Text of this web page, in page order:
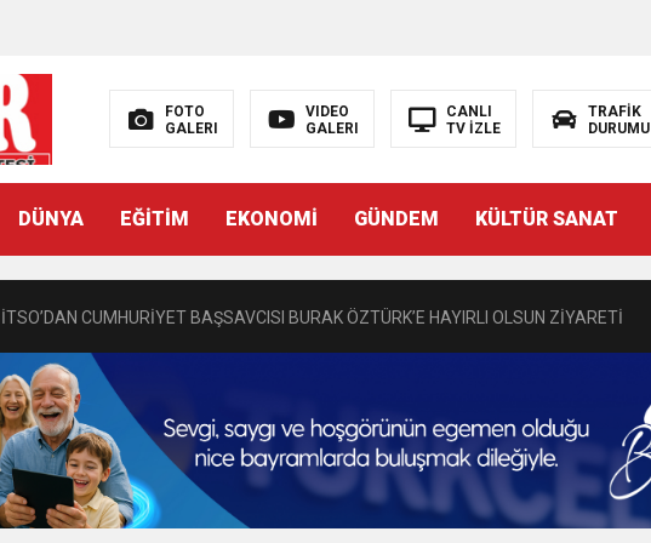
FOTO
GALERI
VIDEO
GALERI
CANLI
TV İZLE
TRAFİK
DURUMU
DÜNYA EĞİTİM EKONOMİ GÜNDEM KÜLTÜR SANAT
İTSO’DAN CUMHURİYET BAŞSAVCISI BURAK ÖZTÜRK’E HAYIRLI OLSUN ZİYARETİ
İNCE’NİN CHP’DE KALMASININ PERDE ARKASI: GÖRÜNENDEN DAHA FAZLASI MI VAR?
IŞIL Eczanesi Görkemli Bir Törenle Hizmete Açıldı